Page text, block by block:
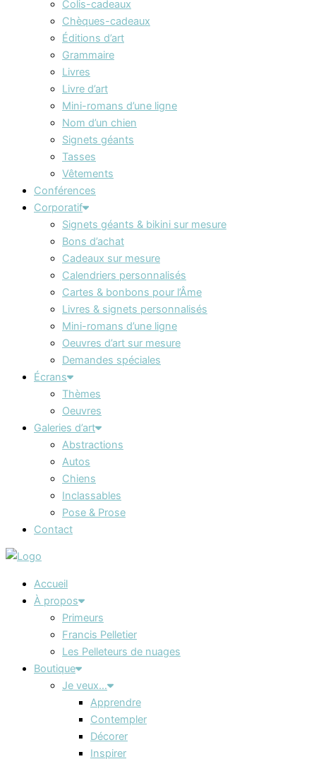
Colis-cadeaux
Chèques-cadeaux
Éditions d’art
Grammaire
Livres
Livre d’art
Mini-romans d’une ligne
Nom d’un chien
Signets géants
Tasses
Vêtements
Conférences
Corporatif
Signets géants & bikini sur mesure
Bons d’achat
Cadeaux sur mesure
Calendriers personnalisés
Cartes & bonbons pour l’Âme
Livres & signets personnalisés
Mini-romans d’une ligne
Oeuvres d’art sur mesure
Demandes spéciales
Écrans
Thèmes
Oeuvres
Galeries d’art
Abstractions
Autos
Chiens
Inclassables
Pose & Prose
Contact
Accueil
À propos
Primeurs
Francis Pelletier
Les Pelleteurs de nuages
Boutique
Je veux…
Apprendre
Contempler
Décorer
Inspirer